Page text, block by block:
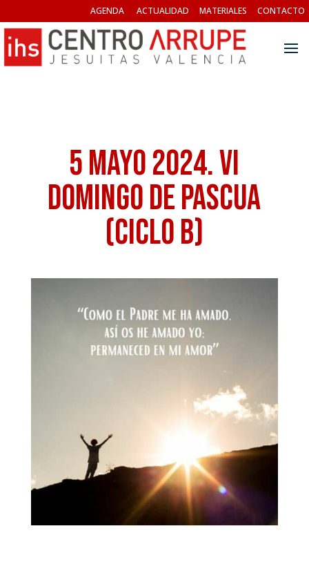
AGENDA ACTUALIDAD MATERIALES CONTACTO
5 mayo 2024. VI
Domingo de Pascua
(Ciclo B)